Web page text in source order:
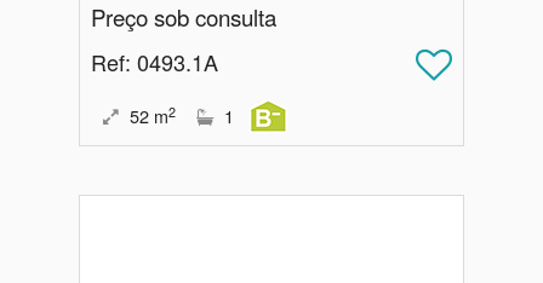
Preço sob consulta
Ref: 0493.1A
52 m2 1